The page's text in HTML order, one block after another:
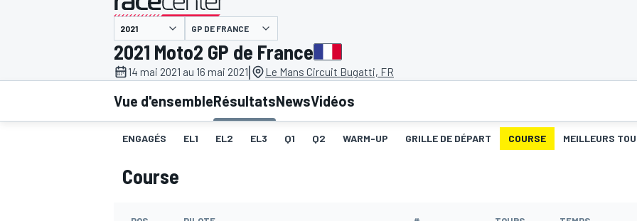
présenté par
GP DE FRANCE
2021 Moto2 GP de France
14 mai 2021 au 16 mai 2021| Le Mans Circuit Bugatti, FR
Vue d'ensembleRésultatsNewsVidéos
ENGAGÉS EL1 EL2 EL3 Q1 Q2 WARM-UP GRILLE DE DÉPART COURSE MEILLEURS
Course